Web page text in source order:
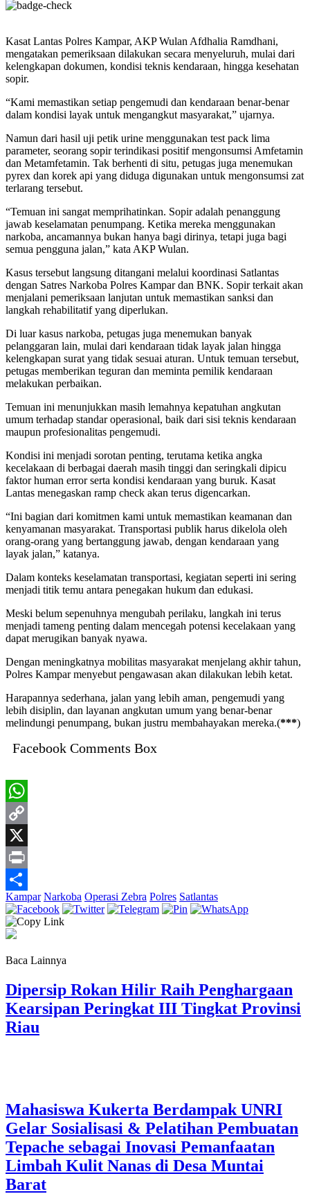
Kasat Lantas Polres Kampar, AKP Wulan Afdhalia Ramdhani,
mengatakan pemeriksaan dilakukan secara menyeluruh, mulai dari
kelengkapan dokumen, kondisi teknis kendaraan, hingga kesehatan
sopir.
“Kami memastikan setiap pengemudi dan kendaraan benar-benar
dalam kondisi layak untuk mengangkut masyarakat,” ujarnya.
Namun dari hasil uji petik urine menggunakan test pack lima
parameter, seorang sopir terindikasi positif mengonsumsi Amfetamin
dan Metamfetamin. Tak berhenti di situ, petugas juga menemukan
pyrex dan korek api yang diduga digunakan untuk mengonsumsi zat
terlarang tersebut.
“Temuan ini sangat memprihatinkan. Sopir adalah penanggung
jawab keselamatan penumpang. Ketika mereka menggunakan
narkoba, ancamannya bukan hanya bagi dirinya, tetapi juga bagi
semua pengguna jalan,” kata AKP Wulan.
Kasus tersebut langsung ditangani melalui koordinasi Satlantas
dengan Satres Narkoba Polres Kampar dan BNK. Sopir terkait akan
menjalani pemeriksaan lanjutan untuk memastikan sanksi dan
langkah rehabilitatif yang diperlukan.
Di luar kasus narkoba, petugas juga menemukan banyak
pelanggaran lain, mulai dari kendaraan tidak layak jalan hingga
kelengkapan surat yang tidak sesuai aturan. Untuk temuan tersebut,
petugas memberikan teguran dan meminta pemilik kendaraan
melakukan perbaikan.
Temuan ini menunjukkan masih lemahnya kepatuhan angkutan
umum terhadap standar operasional, baik dari sisi teknis kendaraan
maupun profesionalitas pengemudi.
Kondisi ini menjadi sorotan penting, terutama ketika angka
kecelakaan di berbagai daerah masih tinggi dan seringkali dipicu
faktor human error serta kondisi kendaraan yang buruk. Kasat
Lantas menegaskan ramp check akan terus digencarkan.
“Ini bagian dari komitmen kami untuk memastikan keamanan dan
kenyamanan masyarakat. Transportasi publik harus dikelola oleh
orang-orang yang bertanggung jawab, dengan kendaraan yang
layak jalan,” katanya.
Dalam konteks keselamatan transportasi, kegiatan seperti ini sering
menjadi titik temu antara penegakan hukum dan edukasi.
Meski belum sepenuhnya mengubah perilaku, langkah ini terus
menjadi tameng penting dalam mencegah potensi kecelakaan yang
dapat merugikan banyak nyawa.
Dengan meningkatnya mobilitas masyarakat menjelang akhir tahun,
Polres Kampar menyebut pengawasan akan dilakukan lebih ketat.
Harapannya sederhana, jalan yang lebih aman, pengemudi yang
lebih disiplin, dan layanan angkutan umum yang benar-benar
melindungi penumpang, bukan justru membahayakan mereka.(***)
Facebook Comments Box
WhatsApp
Copy
Link
X
Print
Share
Kampar Narkoba Operasi Zebra Polres Satlantas
Baca Lainnya
Dipersip Rokan Hilir Raih Penghargaan
Kearsipan Peringkat III Tingkat Provinsi
Riau
Mahasiswa Kukerta Berdampak UNRI
Gelar Sosialisasi & Pelatihan Pembuatan
Tepache sebagai Inovasi Pemanfaatan
Limbah Kulit Nanas di Desa Muntai
Barat